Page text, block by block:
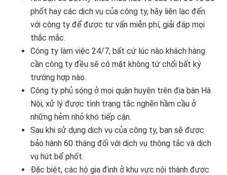
phốt hay các dịch vụ của công ty, hãy liên lạc đến
với công ty để được tư vấn miễn phí, giải đáp mọi
thắc mắc.
Công ty làm việc 24/7, bất cứ lúc nào khách hàng
cần công ty đều sẽ có mặt không từ chối bất kỳ
trường hợp nào.
Công ty phủ sóng ở mọi quận huyện trên địa bàn Hà
Nội, xử lý được tình trạng tắc nghẽn hầm cầu ở
những hẻm nhỏ khó tiếp cận.
Sau khi sử dụng dịch vụ của công ty, bạn sẽ được
bảo hành 60 tháng đối với dịch vụ thông tắc và dịch
vụ hút bể phốt.
Đặc biệt, các hộ gia đình ở khu vực nội thành được